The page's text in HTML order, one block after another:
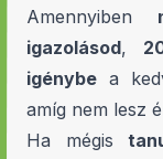
Amennyiben
igazolásod,
igénybe a
amíg nem lesz
Ha mégis